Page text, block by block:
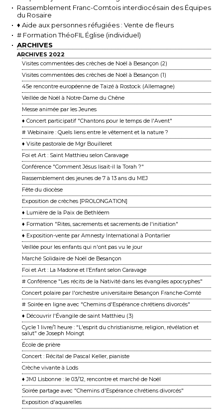
Rassemblement Franc-Comtois interdiocésain des Équipes
du Rosaire
♦ Aide aux personnes réfugiées : Vente de fleurs
# Formation ThéoFIL Église (individuel)
ARCHIVES
ARCHIVES 2022
Visites commentées des crèches de Noël à Besançon (2)
Visites commentées des crèches de Noël à Besançon (1)
45e rencontre européenne de Taizé à Rostock (Allemagne)
Veillée de Noël à Notre-Dame du Chêne
Messe animée par les Jeunes
♦ Concert participatif "Chantons pour le temps de l'Avent"
# Webinaire : Quels liens entre le vêtement et la nature ?
♦ Visite pastorale de Mgr Bouilleret
Foi et Art : Saint Matthieu selon Caravage
Conférence "Comment Jésus lisait-il la Torah ?"
Rassemblement des jeunes de 7 à 13 ans du MEJ
Fête du diocèse
Exposition de crèches [PROLONGATION]
♦ Lumière de la Paix de Bethléem
♦ Formation "Rites, sacrements et sacrements de l'initiation"
♦ Exposition-vente par Amnesty International à Pontarlier
Veillée pour les enfants qui n'ont pas vu le jour
Marché Solidaire de Noël de Besançon
Foi et Art : La Madone et l’Enfant selon Caravage
# Conférence "Les récits de la Nativité dans les évangiles apocryphes"
Concert polaire par l'orchestre universitaire Besançon Franche-Comté
# Soirée en ligne avec "Chemins d'Espérance chrétiens divorcés"
♦ Découvrir l'Évangile de saint Matthieu (3)
Cycle 1 livre/1 heure : "L'esprit du christianisme, religion, révélation et
salut" de Joseph Moingt
École de prière
Concert : Récital de Pascal Keller, pianiste
Crèche vivante à Lods
♦ JMJ Lisbonne : le 03/12, rencontre et marché de Noël
Soirée partage avec "Chemins d'Espérance chrétiens divorcés"
Exposition d'aquarelles